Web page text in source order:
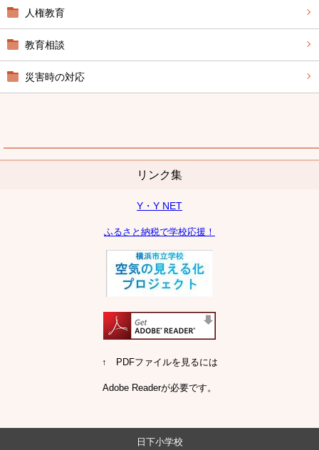
人権教育
教育相談
災害時の対応
リンク集
Y・Y NET
ふるさと納税で学校応援！
↑ PDFファイルを見るには
Adobe Readerが必要です。
日下小学校